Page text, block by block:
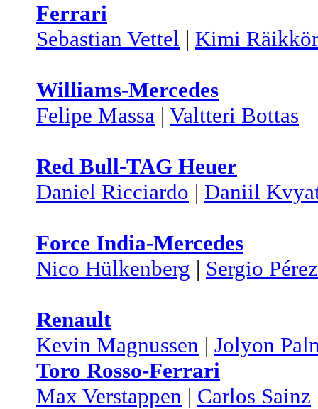
Ferrari
Sebastian Vettel | Kimi
Williams-Mercedes
Felipe Massa | Valtteri Bottas
Red Bull-TAG Heuer
Daniel Ricciardo | Daniil
Force India-Mercedes
Nico Hülkenberg | Sergio Pérez
Renault
Kevin Magnussen | Jolyon
Toro Rosso-Ferrari
Max Verstappen | Carlos Sainz